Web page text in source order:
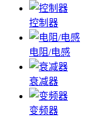
控制器
电阻/电感
衰减器
变频器